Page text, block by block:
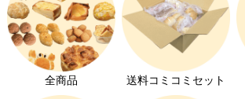
ししたお客さまが、
「私のためにパンを作ってくれたっ！
と、大変喜んでくださったからです。
全商品 送料コミコミセット